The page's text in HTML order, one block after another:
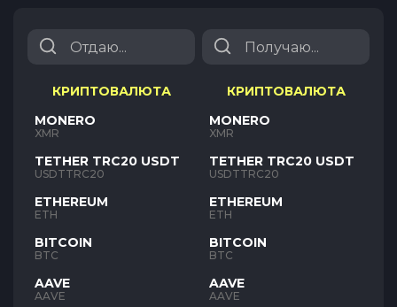
КРИПТОВАЛЮТА
MONERO
XMR
TETHER TRC20 USDT
USDTTRC20
ETHEREUM
ETH
BITCOIN
BTC
AAVE
AAVE
КРИПТОВАЛЮТА
MONERO
XMR
TETHER TRC20 USDT
USDTTRC20
ETHEREUM
ETH
BITCOIN
BTC
AAVE
AAVE